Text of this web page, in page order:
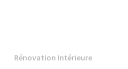
Rénovation Intérieure